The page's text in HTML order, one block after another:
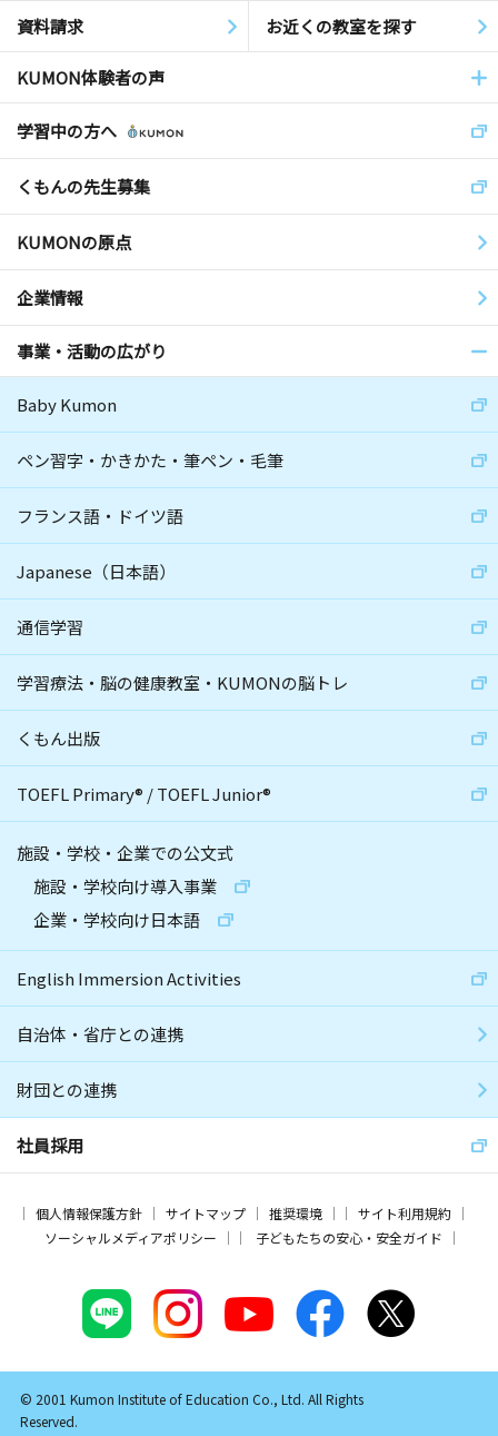
資料請求 お近くの教室を探す
KUMON体験者の声
学習中の方へ
くもんの先生募集
KUMONの原点
企業情報
事業・活動の広がり
Baby Kumon
ペン習字・かきかた・筆ペン・毛筆
フランス語・ドイツ語
Japanese（日本語）
通信学習
学習療法・脳の健康教室・KUMONの脳トレ
くもん出版
TOEFL Primary® /TOEFL Junior®
施設・学校・企業での公文式
施設・学校向け導入事業
企業・学校向け日本語
English Immersion Activities
自治体・省庁との連携
財団との連携
社員採用
個人情報保護方針 サイトマップ 推奨環境
サイト利用規約
ソーシャルメディアポリシー
子どもたちの安心・安全ガイド
© 2001 Kumon Institute of Education Co., Ltd. All Rights
Reserved.